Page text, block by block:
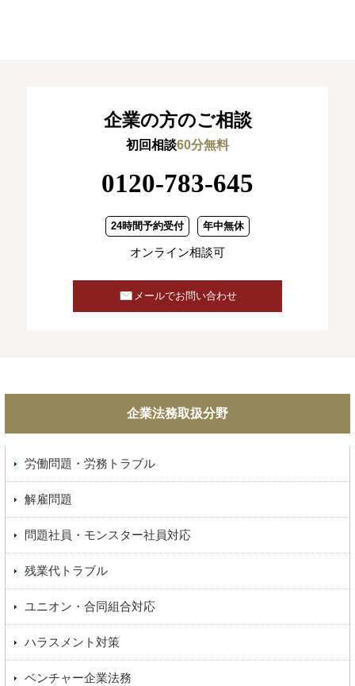
企業の方のご相談
初回相談60分無料
0120-783-645
24時間予約受付 年中無休
オンライン相談可
メールでお問い合わせ
企業法務取扱分野
労働問題・労務トラブル
解雇問題
問題社員・モンスター社員対応
残業代トラブル
ユニオン・合同組合対応
ハラスメント対策
ベンチャー企業法務